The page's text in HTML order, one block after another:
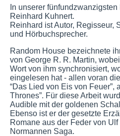
In unserer
Reinhard Kuhnert.
Reinhard ist Autor, Regisseur,
und Hörbuchsprecher.
Random House bezeichnete
von George R. R. Martin,
Wort von ihm synchronisiert,
eingelesen hat - allen voran
“Das Lied von Eis von Feuer”,
Thrones”. Für diese Arbeit
Audible mit der goldenen
Ebenso ist er der gesetzte
Romane aus der Feder von
Normannen Saga.